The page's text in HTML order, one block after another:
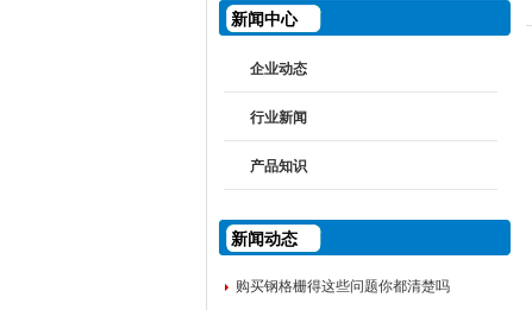
新闻中心
企业动态
行业新闻
产品知识
新闻动态
购买钢格栅得这些问题你都清楚吗